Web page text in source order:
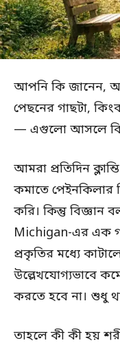
আপনি কি জানেন,
পেছনের গাছটা,
— এগুলো আসলে
আমরা প্রতিদিন
কমাতে পেইনকিলার
করি। কিন্তু বিজ্ঞান
Michigan-এর এক
প্রকৃতির মধ্যে
উল্লেখযোগ্যভাবে
করতে হবে না। শুধু
তাহলে কী কী হয়